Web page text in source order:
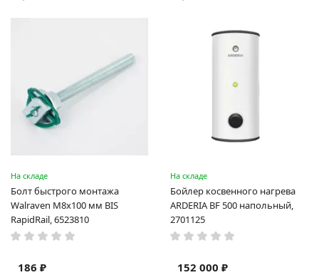
На складе
Болт быстрого монтажа
Walraven М8х100 мм BIS
RapidRail, 6523810
186 ₽
На складе
Бойлер косвенного нагрева
ARDERIA BF 500 напольный,
2701125
152 000 ₽